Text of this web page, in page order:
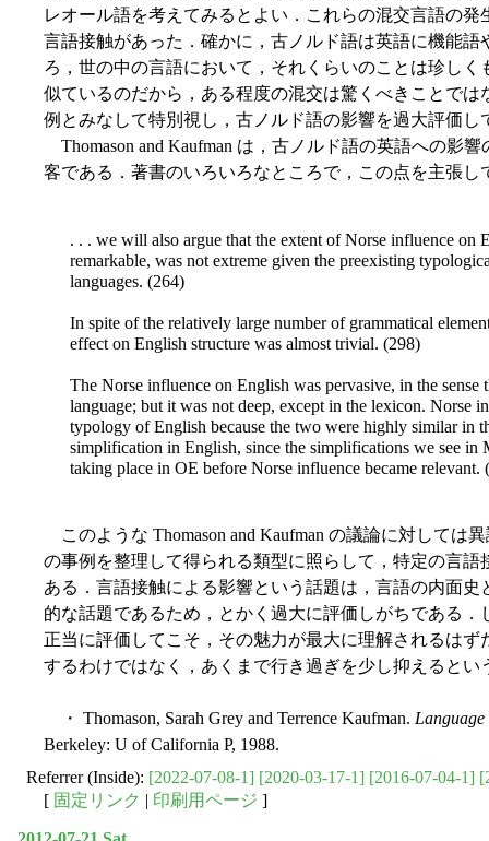
レオール語を考えてみるとよい．これらの混交言語の
言語接触があった．確かに，古ノルド語は英語に機能
ろ，世の中の言語において，それくらいのことは珍し
似ているのだから，ある程度の混交は驚くべきことで
例とみなして特別視し，古ノルド語の影響を過大評価
Thomason and Kaufman は，古ノルド語の英語への影
客である．著書のいろいろなところで，この点を主張し
. . . we will also argue that the extent of Norse influence on
remarkable, was not extreme given the preexisting
languages. (264)
In spite of the relatively large number of grammatical
effect on English structure was almost trivial. (298)
The Norse influence on English was pervasive, in the sense
language; but it was not deep, except in the lexicon. Norse
typology of English because the two were highly similar in
simplification in English, since the simplifications we see
taking place in OE before Norse influence became relevant.
このような Thomason and Kaufman の議論に対しては
の事例を整理して得られる類型に照らして，特定の言
ある．言語接触による影響という話題は，言語の内面
的な話題であるため，とかく過大に評価しがちである
正当に評価してこそ，その魅力が最大に理解されるは
するわけではなく，あくまで行き過ぎを少し抑えると
・ Thomason, Sarah Grey and Terrence Kaufman.
Berkeley: U of California P, 1988.
Referrer (Inside): [2022-07-08-1] [2020-03-17-1] [2016-07-04-1]
[ 固定リンク | 印刷用ページ ]